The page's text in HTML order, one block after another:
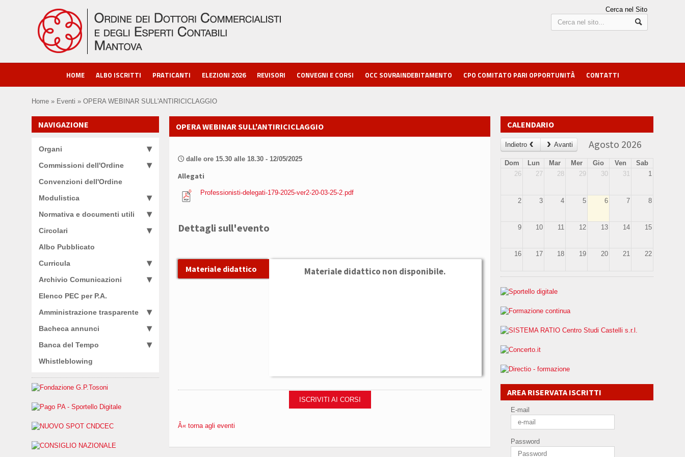
Cerca nel Sito
HOME ALBO ISCRITTI PRATICANTI ELEZIONI 2026 REVISORI CONVEGNI E CORSI OCC SOVRAINDEBITAMENTO CPO COMITATO PARI OPPORTUNITÀ CONTATTI
Home » Eventi » OPERA WEBINAR SULL'ANTIRICICLAGGIO
OPERA WEBINAR SULL'ANTIRICICLAGGIO
🕔 dalle ore 15.30 alle 18.30 - 12/05/2025
Allegati
Professionisti-delegati-179-2025-ver2-20-03-25-2.pdf
Dettagli sull'evento
Materiale didattico Materiale didattico non disponibile.
ISCRIVITI AI CORSI
Â« torna agli eventi
NAVIGAZIONE
Organi
Commissioni dell'Ordine
Convenzioni dell'Ordine
Modulistica
Normativa e documenti utili
Circolari
Albo Pubblicato
Curricula
Archivio Comunicazioni
Elenco PEC per P.A.
Amministrazione trasparente
Bacheca annunci
Banca del Tempo
Whistleblowing
CALENDARIO
Indietro Avanti Agosto 2026
Dom Lun Mar Mer Gio Ven
Sab
26
27 28 29 30 31 1
2 3 4 5 6 7 8
9 10 11 12 13 14 15
16 17 18 19 20 21 22
AREA RISERVATA ISCRITTI
E-mail
Password